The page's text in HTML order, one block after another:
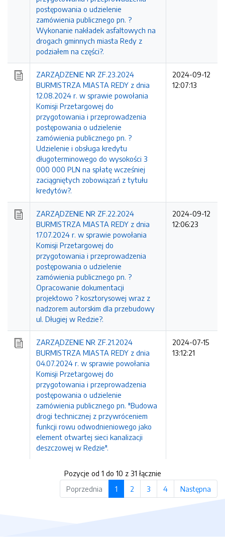
postępowania o udzielenie
zamówienia publicznego pn. ?
Wykonanie nakładek asfaltowych na
drogach gminnych miasta Redy z
podziałem na części?.
ZARZĄDZENIE NR ZF.23.2024
BURMISTRZA MIASTA REDY z dnia
12.08.2024 r. w sprawie powołania
Komisji Przetargowej do
przygotowania i przeprowadzenia
postępowania o udzielenie
zamówienia publicznego pn. ?
Udzielenie i obsługa kredytu
długoterminowego do wysokości 3
000 000 PLN na spłatę wcześniej
zaciągniętych zobowiązań z tytułu
kredytów?.
2024-09-12
12:07:13
ZARZĄDZENIE NR ZF.22.2024
BURMISTRZA MIASTA REDY z dnia
17.07.2024 r. w sprawie powołania
Komisji Przetargowej do
przygotowania i przeprowadzenia
postępowania o udzielenie
zamówienia publicznego pn. ?
Opracowanie dokumentacji
projektowo ? kosztorysowej wraz z
nadzorem autorskim dla przebudowy
ul. Długiej w Redzie?.
2024-09-12
12:06:23
ZARZĄDZENIE NR ZF.21.2024
BURMISTRZA MIASTA REDY z dnia
04.07.2024 r. w sprawie powołania
Komisji Przetargowej do
przygotowania i przeprowadzenia
postępowania o udzielenie
zamówienia publicznego pn. "Budowa
drogi technicznej z przywróceniem
funkcji rowu odwodnieniowego jako
element otwartej sieci kanalizacji
deszczowej w Redzie".
2024-07-15
13:12:21
Pozycje od 1 do 10 z 31 łącznie
Poprzednia
1 2 3 4 Następna